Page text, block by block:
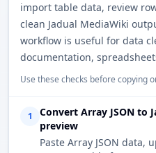
import table data, review
clean Jadual MediaWiki
workflow is useful for data
documentation,
Use these checks before copying
1
Convert Array JSON to
preview
Paste Array JSON data,